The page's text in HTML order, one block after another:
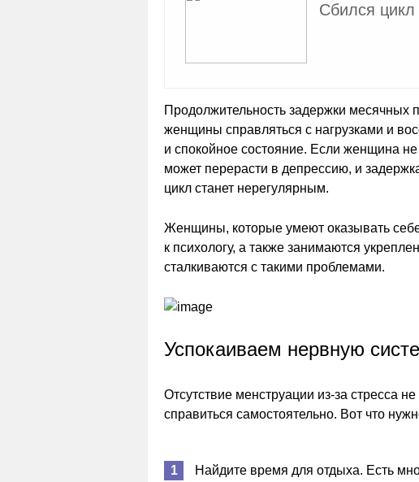
Сбился цикл
Продолжительность задержки месячных
женщины справляться с нагрузками и
и спокойное состояние. Если женщина
может перерасти в депрессию, и
цикл станет нерегулярным.
Женщины, которые умеют оказывать
к психологу, а также занимаются
сталкиваются с такими проблемами.
Успокаиваем нервную
Отсутствие менструации из-за стресса
справиться самостоятельно. Вот что
Найдите время для отдыха. Есть